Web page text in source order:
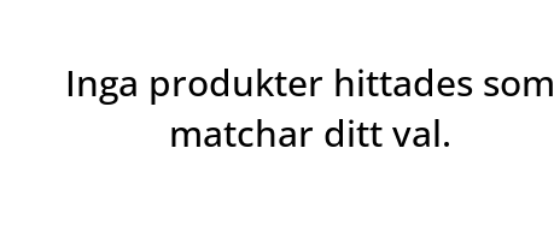
Inga produkter hittades som
matchar ditt val.